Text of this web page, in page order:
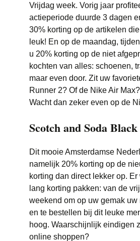
Vrijdag week. Vorig jaar
actieperiode duurde 3 dagen
30% korting op de artikelen
leuk! En op de maandag,
u 20% korting op de niet
kochten van alles: schoenen,
maar even door. Zit uw
Runner 2? Of de Nike Air
Wacht dan zeker even op de
Scotch and Soda
Dit mooie Amsterdamse
namelijk 20% korting op de
korting dan direct lekker op.
lang korting pakken: van de
weekend om op uw gemak
en te bestellen bij dit leuke
hoog. Waarschijnlijk eindigen
online shoppen?